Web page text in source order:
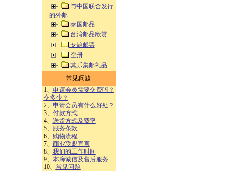
与中国联合发行
的外邮
泰国邮品
台湾邮品欣赏
专题邮票
空册
其乐集邮礼品
常见问题
1、 申请会员需要交费吗？
交多少？
2、 申请会员有什么好处？
3、 付款方式
4、 送货方式及费率
5、
服务条款
6、
购物流程
7、 商业联盟宣言
8、 我们的工作时间
9、 本廊诚信及售后服务
10、 常见问题